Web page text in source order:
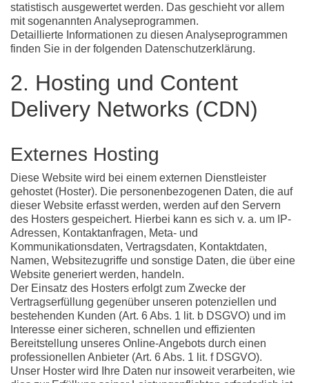
statistisch ausgewertet werden. Das geschieht vor allem
mit sogenannten Analyseprogrammen.
Detaillierte Informationen zu diesen Analyseprogrammen
finden Sie in der folgenden Datenschutzerklärung.
2. Hosting und Content
Delivery Networks (CDN)
Externes Hosting
Diese Website wird bei einem externen Dienstleister
gehostet (Hoster). Die personenbezogenen Daten, die auf
dieser Website erfasst werden, werden auf den Servern
des Hosters gespeichert. Hierbei kann es sich v. a. um IP-
Adressen, Kontaktanfragen, Meta- und
Kommunikationsdaten, Vertragsdaten, Kontaktdaten,
Namen, Websitezugriffe und sonstige Daten, die über eine
Website generiert werden, handeln.
Der Einsatz des Hosters erfolgt zum Zwecke der
Vertragserfüllung gegenüber unseren potenziellen und
bestehenden Kunden (Art. 6 Abs. 1 lit. b DSGVO) und im
Interesse einer sicheren, schnellen und effizienten
Bereitstellung unseres Online-Angebots durch einen
professionellen Anbieter (Art. 6 Abs. 1 lit. f DSGVO).
Unser Hoster wird Ihre Daten nur insoweit verarbeiten, wie